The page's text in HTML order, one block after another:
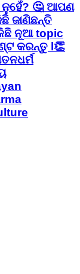
ନୁହେଁ? 🤔 ଆପଣ
ଜାଣିଛନ୍ତି
ନୂଆ topic
କରନ୍ତୁ l👏